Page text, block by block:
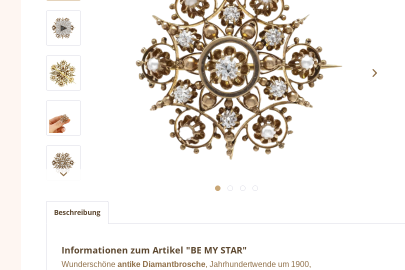
Beschreibung
Informationen zum Artikel "BE MY STAR"
Wunderschöne antike Diamantbrosche, Jahrhundertwende um 1900,